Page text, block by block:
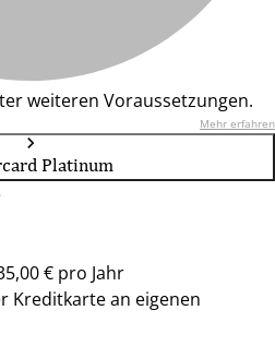
weiteren Voraussetzungen.
Mehr erfahren
Platinum
€ pro Jahr
Kreditkarte an eigenen